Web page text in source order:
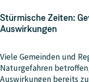
Stürmische Zeiten:
Auswirkungen
Viele Gemeinden und
Naturgefahren
Auswirkungen bereits